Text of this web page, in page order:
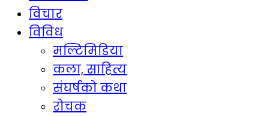
विचार
विविध
मल्टिमिडिया
कला, साहित्य
संघर्षको कथा
रोचक